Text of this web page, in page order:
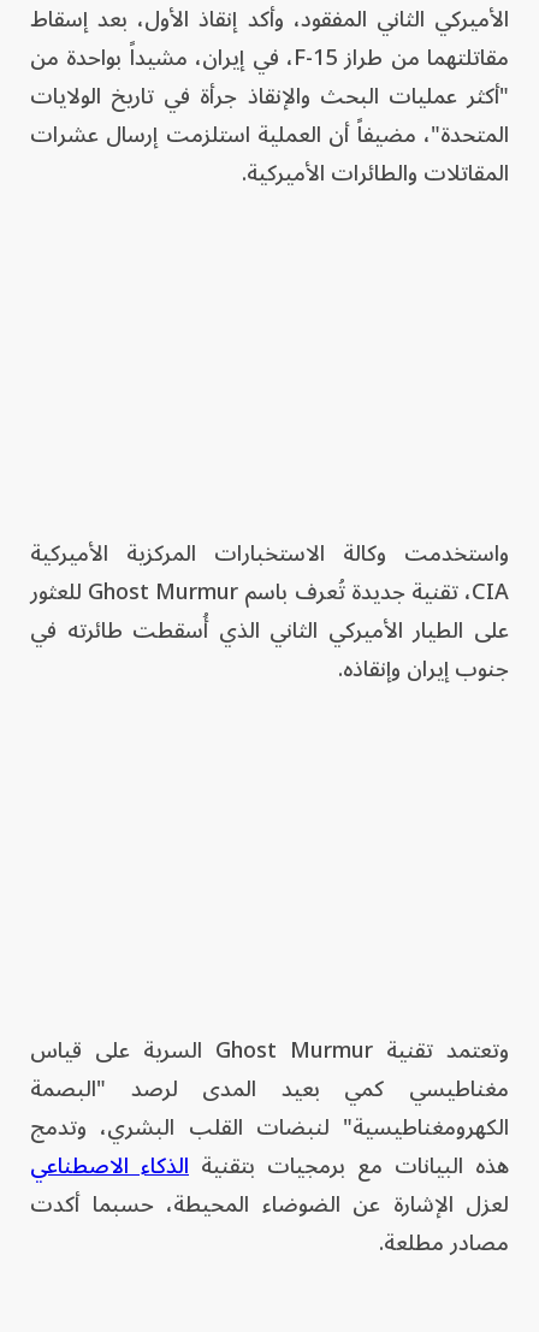
الأميركي الثاني المفقود، وأكد إنقاذ الأول، بعد إسقاط
مقاتلتهما من طراز F-15، في إيران، مشيداً بواحدة من
"أكثر عمليات البحث والإنقاذ جرأة في تاريخ الولايات
المتحدة"، مضيفاً أن العملية استلزمت إرسال عشرات
المقاتلات والطائرات الأميركية.
واستخدمت وكالة الاستخبارات المركزية الأميركية
CIA، تقنية جديدة تُعرف باسم Ghost Murmur للعثور
على الطيار الأميركي الثاني الذي أُسقطت طائرته في
جنوب إيران وإنقاذه.
وتعتمد تقنية Ghost Murmur السرية على قياس
مغناطيسي كمي بعيد المدى لرصد "البصمة
الكهرومغناطيسية" لنبضات القلب البشري، وتدمج
هذه البيانات مع برمجيات بتقنية الذكاء الاصطناعي
لعزل الإشارة عن الضوضاء المحيطة، حسبما أكدت
مصادر مطلعة.